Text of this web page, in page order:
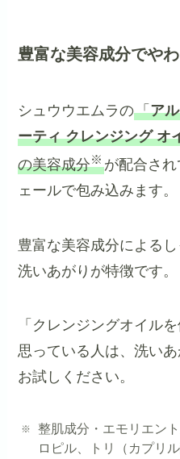
豊富な美容成分でや
シュウウエムラの「ア
ーティ クレンジング オ
の美容成分※ が配合さ
ェールで包み込みます。
豊富な美容成分による
洗いあがりが特徴です。
「クレンジングオイル
思っている人は、洗い
お試しください。
整肌成分・エモリエン
ロピル、トリ（カプリ